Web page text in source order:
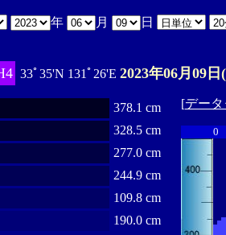
年 月 日
33ﾟ35'N 131ﾟ26'E 2023年06月09日
378.1 cm
328.5 cm
277.0 cm
244.9 cm
109.8 cm
190.0 cm
[デー
0